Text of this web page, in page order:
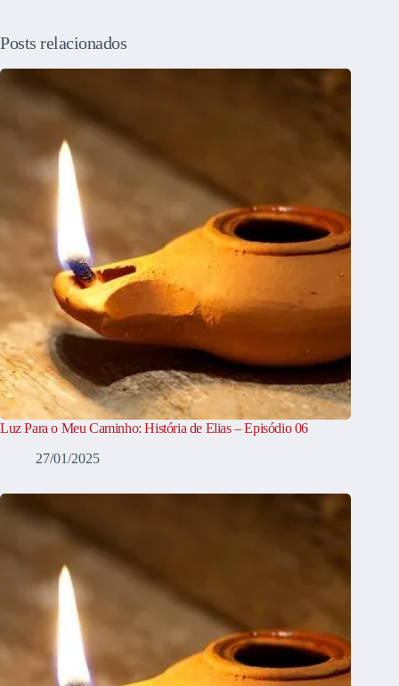
Posts relacionados
Luz Para o Meu Caminho: História de Elias – Episódio 06
27/01/2025